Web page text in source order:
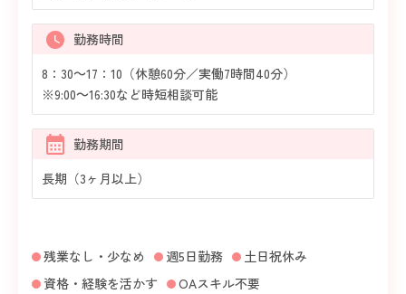
勤務時間
8：30～17：10（休憩60分／実働7時間40分）
※9:00～16:30など時短相談可能
勤務期間
長期（3ヶ月以上）
残業なし・少なめ 週5日勤務
土日祝休み
資格・経験を活かす
OAスキル不要